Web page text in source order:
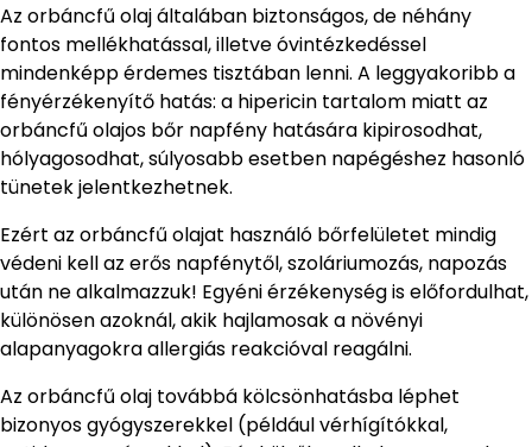
Az orbáncfű olaj általában biztonságos, de néhány
fontos mellékhatással, illetve óvintézkedéssel
mindenképp érdemes tisztában lenni. A leggyakoribb a
fényérzékenyítő hatás: a hipericin tartalom miatt az
orbáncfű olajos bőr napfény hatására kipirosodhat,
hólyagosodhat, súlyosabb esetben napégéshez hasonló
tünetek jelentkezhetnek.
Ezért az orbáncfű olajat használó bőrfelületet mindig
védeni kell az erős napfénytől, szoláriumozás, napozás
után ne alkalmazzuk! Egyéni érzékenység is előfordulhat,
különösen azoknál, akik hajlamosak a növényi
alapanyagokra allergiás reakcióval reagálni.
Az orbáncfű olaj továbbá kölcsönhatásba léphet
bizonyos gyógyszerekkel (például vérhígítókkal,